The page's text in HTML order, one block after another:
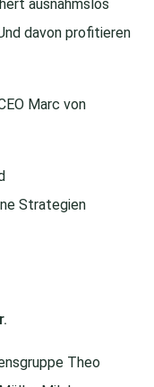
ausnahmslos
davon profitieren
Marc von
Strategien
Theo